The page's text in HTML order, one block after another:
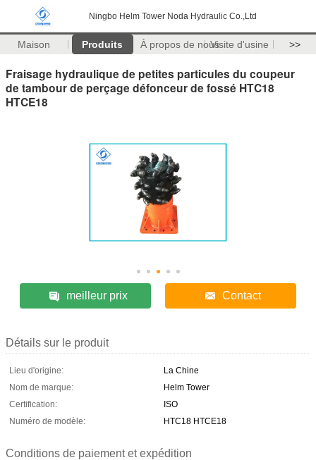
Ningbo Helm Tower Noda Hydraulic Co.,Ltd
Maison Produits À propos de nousVisite d'usine >>
Fraisage hydraulique de petites particules du coupeur
de tambour de perçage défonceur de fossé HTC18
HTCE18
meilleur prix Contact
Détails sur le produit
Lieu d'origine:
La Chine
Nom de marque:
Helm Tower
Certification:
ISO
Numéro de modèle:
HTC18 HTCE18
Conditions de paiement et expédition